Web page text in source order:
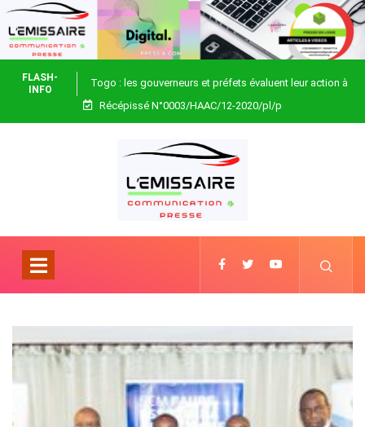
FLASH-
INFO
Togo : les gouverneurs et préfets évaluent leur action à
Blitta
Récépissé N°0003/HAAC/12-2020/pl/p